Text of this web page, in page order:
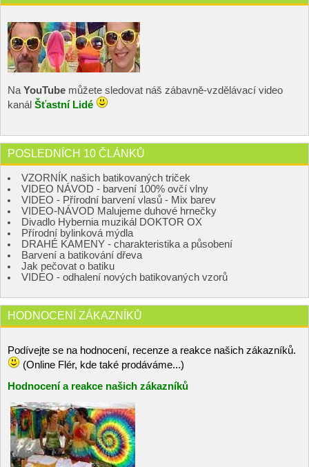
NaYouTube můžete sledovat náš zábavně-vzdělávací video
kanál Šťastní Lidé
POSLEDNÍCH 10 ČLÁNKŮ
VZORNÍK našich batikovaných triček
VIDEO NÁVOD - barvení 100% ovčí vlny
VIDEO - Přírodní barvení vlasů - Mix barev
VIDEO-NÁVOD Malujeme duhové hrnečky
Divadlo Hybernia muzikál DOKTOR OX
Přírodní bylinková mýdla
DRAHÉ KAMENY - charakteristika a působení
Barvení a batikování dřeva
Jak pečovat o batiku
VIDEO - odhalení nových batikovaných vzorů
HODNOCENÍ ZÁKAZNÍKŮ
Podívejte se na hodnocení, recenze a reakce našich zákazníků.
(Online Flér, kde také prodáváme...)
Hodnocení a reakce našich zákazníků